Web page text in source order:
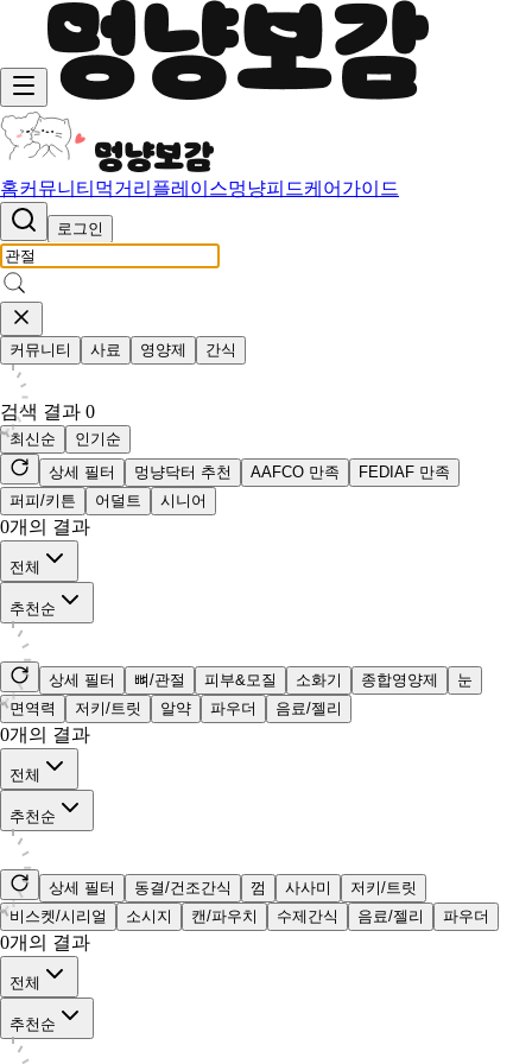
홈커뮤니티 먹거리 플레이스멍냥피드케어가이드
로그인
커뮤니티 사료 영양제 간식
검색 결과 0
최신순
인기순
상세 필터
멍냥닥터 추천 AAFCO 만족
FEDIAF 만족
퍼피/키튼
어덜트 시니어
0개의 결과
전체
추천순
상세 필터 뼈/관절 피부&모질 소화기 종합영양제
눈
면역력
저키/트릿 알약 파우더 음료/젤리
0개의 결과
전체
추천순
상세 필터 동결/건조간식 껌 사사미
저키/트릿
비스켓/시리얼
소시지 캔/파우치 수제간식 음료/젤리 파우더
0개의 결과
전체
추천순